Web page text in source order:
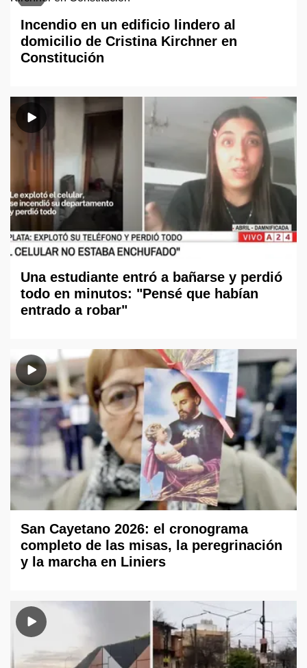
Incendio en un edificio lindero al
domicilio de Cristina Kirchner en
Constitución
Una estudiante entró a bañarse y perdió
todo en minutos: "Pensé que habían
entrado a robar"
San Cayetano 2026: el cronograma
completo de las misas, la peregrinación
y la marcha en Liniers